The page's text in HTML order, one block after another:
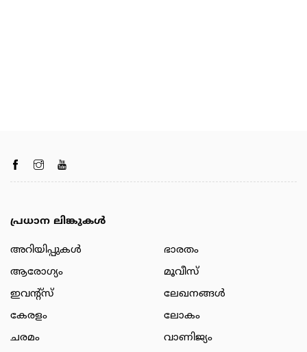
പ്രധാന ലിങ്കുകൾ
അറിയിപ്പുകള്‍
ആരോഗ്യം
ഇവന്റ്സ്
കേരളം
ചരമം
ഭാരതം
മൂവീസ്
ലേഖനങ്ങള്‍
ലോകം
വാണിജ്യം